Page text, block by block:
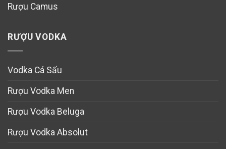
Rượu Camus
RƯỢU VODKA
Vodka Cá Sấu
Rượu Vodka Men
Rượu Vodka Beluga
Rượu Vodka Absolut